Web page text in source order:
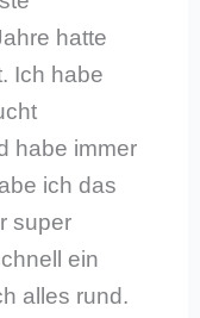
hatte
Ich habe
habe immer
ich das
super
ein
alles rund.